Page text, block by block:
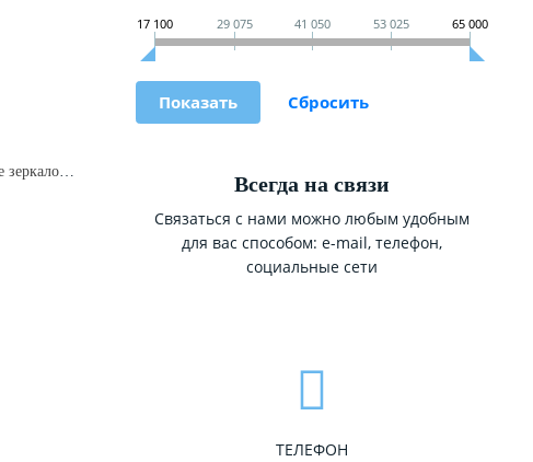
17 100 29 075 41 050 53 025 65 000
Всегда на связи
Связаться с нами можно любым удобным
для вас способом: e-mail, телефон,
социальные сети
ТЕЛЕФОН
Дверь входная Царское зеркало Белый ясень